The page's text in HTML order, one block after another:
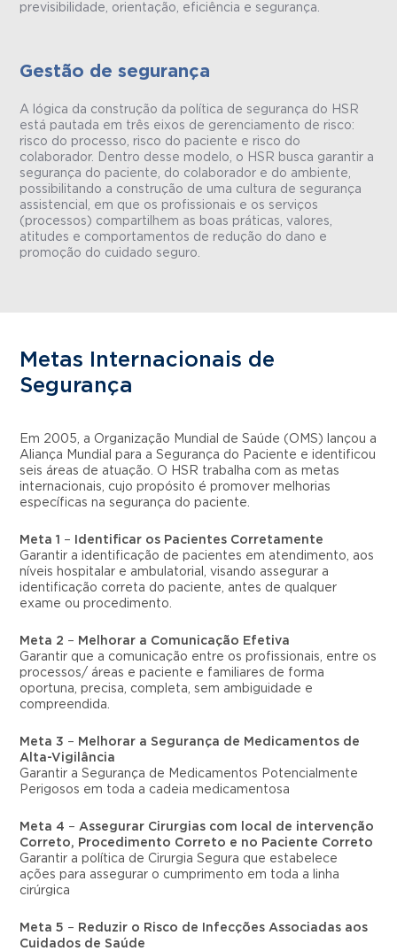
previsibilidade, orientação, eficiência e segurança.
Gestão de segurança
A lógica da construção da política de segurança do HSR
está pautada em três eixos de gerenciamento de risco:
risco do processo, risco do paciente e risco do
colaborador. Dentro desse modelo, o HSR busca garantir a
segurança do paciente, do colaborador e do ambiente,
possibilitando a construção de uma cultura de segurança
assistencial, em que os profissionais e os serviços
(processos) compartilhem as boas práticas, valores,
atitudes e comportamentos de redução do dano e
promoção do cuidado seguro.
Metas Internacionais de
Segurança
Em 2005, a Organização Mundial de Saúde (OMS) lançou a
Aliança Mundial para a Segurança do Paciente e identificou
seis áreas de atuação. O HSR trabalha com as metas
internacionais, cujo propósito é promover melhorias
específicas na segurança do paciente.
Meta 1 –
Identificar os Pacientes Corretamente
Garantir a identificação de pacientes em atendimento, aos
níveis hospitalar e ambulatorial, visando assegurar a
identificação correta do paciente, antes de qualquer
exame ou procedimento.
Meta 2 – Melhorar a Comunicação Efetiva
Garantir que a comunicação entre os profissionais, entre os
processos/ áreas e paciente e familiares de forma
oportuna, precisa, completa, sem ambiguidade e
compreendida.
Meta 3 – Melhorar a Segurança de Medicamentos de
Alta-Vigilância
Garantir a Segurança de Medicamentos Potencialmente
Perigosos em toda a cadeia medicamentosa
Meta 4 – Assegurar Cirurgias com local de intervenção
Correto, Procedimento Correto e no Paciente Correto
Garantir a política de Cirurgia Segura que estabelece
ações para assegurar o cumprimento em toda a linha
cirúrgica
Meta 5 – Reduzir o Risco de Infecções Associadas aos
Cuidados de Saúde